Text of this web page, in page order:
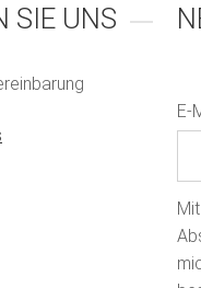
SIE UNS
E-